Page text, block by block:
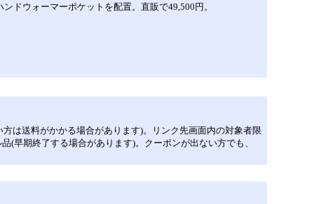
ドウォーマーポケットを配置。直販で49,500円。
は送料がかかる場合があります)。リンク先画面内の対象者限
(早期終了する場合があります)。クーポンが出ない方でも、